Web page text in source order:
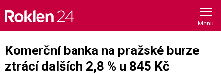
content
Komerční banka na pražské burze
ztrácí dalších 2,8 % u 845 Kč